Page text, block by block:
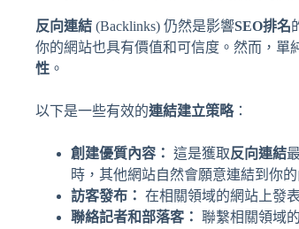
反向連結 (Backlinks) 仍然是影響SEO排名
你的網站也具有價值和可信度。然而，單
性 。
以下是一些有效的連結建立策略：
創建優質內容： 這是獲取反向連結
時，其他網站自然會願意連結到你的
訪客發布： 在相關領域的網站上發
聯絡記者和部落客： 聯繫相關領域